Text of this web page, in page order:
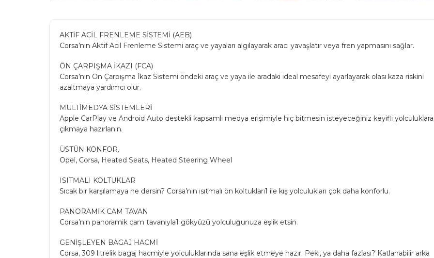
Ahmet ÇELEBİ
AKTİF ACİL FRENLEME SİSTEMİ (AEB)
Corsa’nın Aktif Acil Frenleme Sistemi araç ve yayaları algılayarak aracı yavaşlatır veya fren yapmasını sağlar.
ÖN ÇARPIŞMA İKAZI (FCA)
Corsa’nın Ön Çarpışma İkaz Sistemi öndeki araç ve yaya ile aradaki ideal mesafeyi ayarlayarak olası kaza riskini
azaltmaya yardımcı olur.
MULTİMEDYA SİSTEMLERİ
Apple CarPlay ve Android Auto destekli kapsamlı medya erişimiyle hiç bitmesin isteyeceğiniz keyifli yolculuklara
çıkmaya hazırlanın.
ÜSTÜN KONFOR.
Opel, Corsa, Heated Seats, Heated Steering Wheel
ISITMALI KOLTUKLAR
Sıcak bir karşılamaya ne dersin? Corsa’nın ısıtmalı ön koltukları1 ile kış yolculukları çok daha konforlu.
PANORAMİK CAM TAVAN
Corsa’nın panoramik cam tavanıyla1 gökyüzü yolculuğunuza eşlik etsin.
GENİŞLEYEN BAGAJ HACMİ
Corsa, 309 litrelik bagaj hacmiyle yolculuklarında sana eşlik etmeye hazır. Peki, ya daha fazlası? Katlanabilir arka